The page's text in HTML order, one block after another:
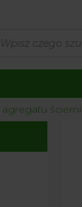
agregatu